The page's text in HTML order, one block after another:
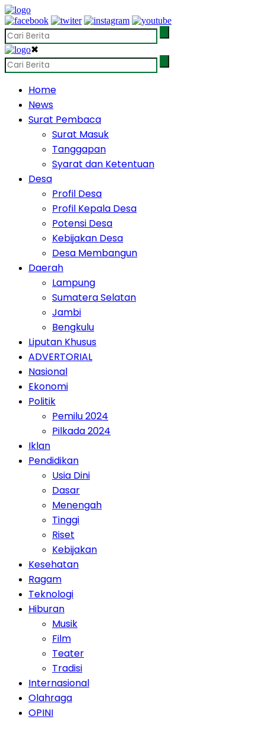
✖
Home
News
Surat Pembaca
Surat Masuk
Tanggapan
Syarat dan Ketentuan
Desa
Profil Desa
Profil Kepala Desa
Potensi Desa
Kebijakan Desa
Desa Membangun
Daerah
Lampung
Sumatera Selatan
Jambi
Bengkulu
Liputan Khusus
ADVERTORIAL
Nasional
Ekonomi
Politik
Pemilu 2024
Pilkada 2024
Iklan
Pendidikan
Usia Dini
Dasar
Menengah
Tinggi
Riset
Kebijakan
Kesehatan
Ragam
Teknologi
Hiburan
Musik
Film
Teater
Tradisi
Internasional
Olahraga
OPINI